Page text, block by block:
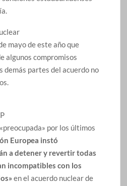
mayo de este año que
algunos compromisos
demás partes del acuerdo no
por los últimos
Europea instó
a detener y revertir todas
incompatibles con los
en el acuerdo nuclear de